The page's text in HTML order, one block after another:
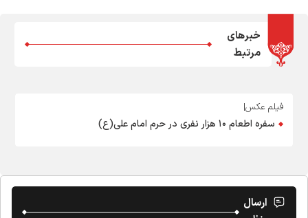
خبرهای
مرتبط
فیلم عکس|
سفره اطعام‌ ۱۰ هزار نفری در حرم امام علی(ع)
ارسال